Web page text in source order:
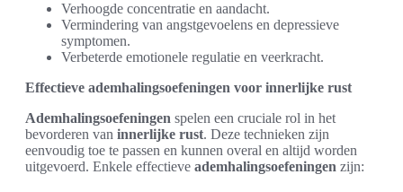
Verhoogde concentratie en aandacht.
Vermindering van angstgevoelens en depressieve
symptomen.
Verbeterde emotionele regulatie en veerkracht.
Effectieve ademhalingsoefeningen voor innerlijke rust
Ademhalingsoefeningen spelen een cruciale rol in het
bevorderen van innerlijke rust. Deze technieken zijn
eenvoudig toe te passen en kunnen overal en altijd worden
uitgevoerd. Enkele effectieve ademhalingsoefeningen zijn: